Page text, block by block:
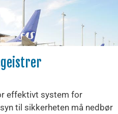
effektivt system for
til sikkerheten må nedbør